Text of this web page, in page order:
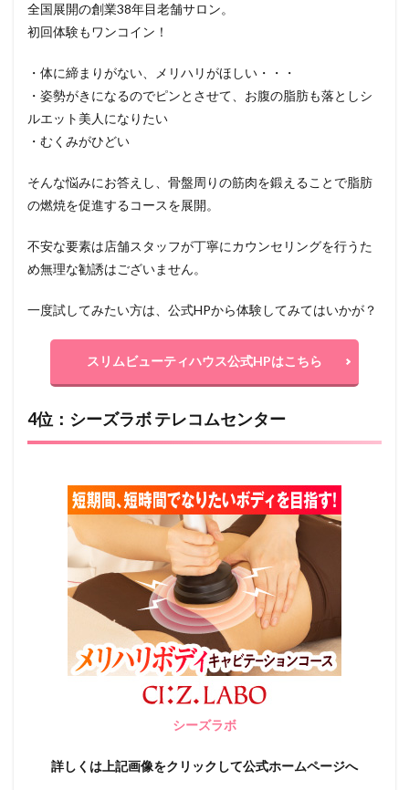
全国展開の創業38年目老舗サロン。
初回体験もワンコイン！
・体に締まりがない、メリハリがほしい・・・
・姿勢がきになるのでピンとさせて、お腹の脂肪も落としシ
ルエット美人になりたい
・むくみがひどい
そんな悩みにお答えし、骨盤周りの筋肉を鍛えることで脂肪
の燃焼を促進するコースを展開。
不安な要素は店舗スタッフが丁寧にカウンセリングを行うた
め無理な勧誘はございません。
一度試してみたい方は、公式HPから体験してみてはいかが？
スリムビューティハウス公式HPはこちら
4位：シーズラボ テレコムセンター
シーズラボ
詳しくは上記画像をクリックして公式ホームページへ